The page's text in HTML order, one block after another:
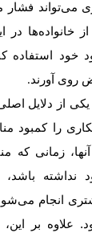
می‌تواند فشار
خانواده‌ها در
خود استفاده
روی آورند.
از دلایل
را کمبود
زمانی که
نداشته باشد،
انجام
علاوه بر